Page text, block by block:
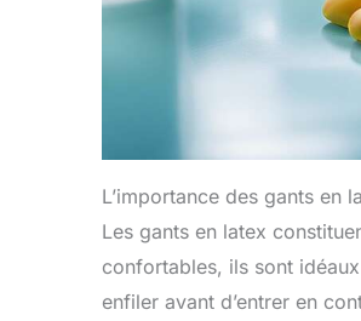
L’importance des gants en
Les gants en latex
confortables, ils sont
enfiler avant d’entrer en